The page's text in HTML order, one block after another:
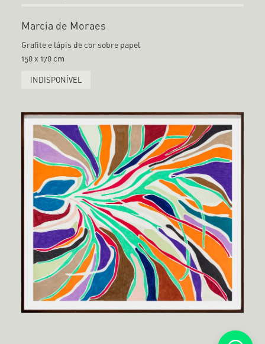
Marcia de Moraes
Grafite e lápis de cor sobre papel
150 x 170 cm
INDISPONÍVEL